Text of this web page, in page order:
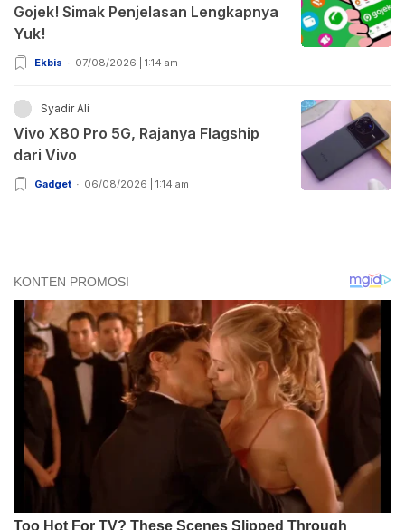
Gojek! Simak Penjelasan Lengkapnya
Yuk!
Ekbis 07/08/2026 | 1:14 am
Syadir Ali
Vivo X80 Pro 5G, Rajanya Flagship
dari Vivo
Gadget 06/08/2026 | 1:14 am